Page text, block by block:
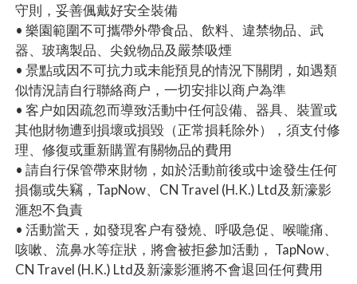
守則，妥善偑戴好安全裝備
• 樂園範圍不可攜帶外帶食品、飲料、違禁物品、武
器、玻璃製品、尖銳物品及嚴禁吸煙
• 景點或因不可抗力或未能預見的情況下關閉，如遇類
似情況請自行聯絡商户，一切安排以商户為準
• 客户如因疏忽而導致活動中任何設備、器具、裝置或
其他財物遭到損壞或損毀（正常損耗除外），須支付修
理、修復或重新購置有關物品的費用
• 請自行保管帶來財物，如於活動前後或中途發生任何
損傷或失竊，TapNow、CN Travel (H.K.) Ltd及新濠影
滙恕不負責
• 活動當天，如發現客户有發燒、呼吸急促、喉嚨痛、
咳嗽、流鼻水等症狀，將會被拒參加活動， TapNow、
CN Travel (H.K.) Ltd及新濠影滙將不會退回任何費用